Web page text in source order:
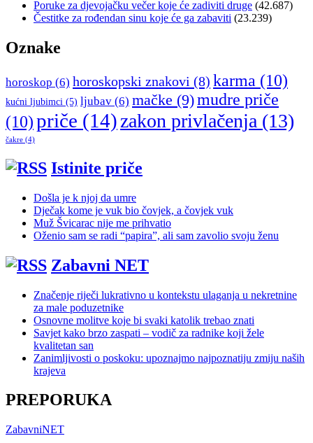
Poruke za djevojačku večer koje će zadiviti druge (42.687)
Čestitke za rođendan sinu koje će ga zabaviti (23.239)
Oznake
horoskop (6) horoskopski znakovi (8) karma (10)
kućni ljubimci (5) ljubav (6) mačke (9)mudre priče
(10)priče (14)zakon privlačenja (13)
čakre (4)
Istinite priče
Došla je k njoj da umre
Dječak kome je vuk bio čovjek, a čovjek vuk
Muž Švicarac nije me prihvatio
Oženio sam se radi “papira”, ali sam zavolio svoju ženu
Zabavni NET
Značenje riječi lukrativno u kontekstu ulaganja u nekretnine
za male poduzetnike
Osnovne molitve koje bi svaki katolik trebao znati
Savjet kako brzo zaspati – vodič za radnike koji žele
kvalitetan san
Zanimljivosti o poskoku: upoznajmo najpoznatiju zmiju naših
krajeva
PREPORUKA
ZabavniNET